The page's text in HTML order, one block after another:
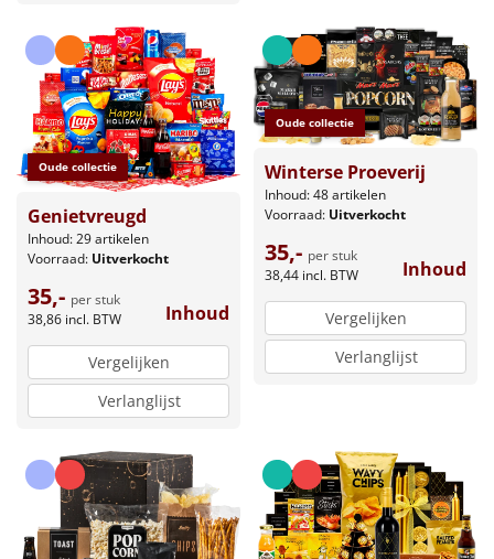
Oude collectie
Genietvreugd
Inhoud: 29 artikelen
Voorraad: Uitverkocht
35,- per stuk
38,86 incl. BTW Inhoud
Vergelijken
Verlanglijst
Oude collectie
Winterse Proeverij
Inhoud: 48 artikelen
Voorraad: Uitverkocht
35,- per stuk
38,44 incl. BTW Inhoud
Vergelijken
Verlanglijst